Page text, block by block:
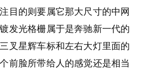
目的则要属它那大尺寸的中网
发光格栅属于是奔驰新一代的
叉星辉车标和左右大灯里面的
前脸所带给人的感觉还是相当